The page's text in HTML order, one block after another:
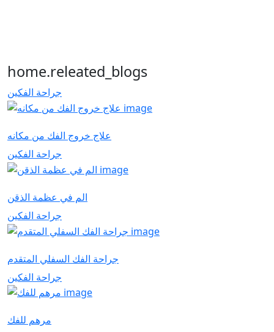
home.releated_blogs
جراحة الفكين
علاج خروج الفك من مكانه
جراحة الفكين
الم في عظمة الذقن
جراحة الفكين
جراحة الفك السفلي المتقدم
جراحة الفكين
مرهم للفك